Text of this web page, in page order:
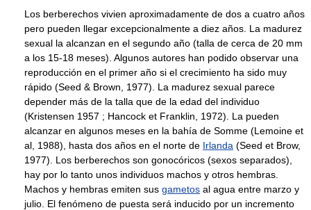
Los berberechos vivien aproximadamente de dos a cuatro años
pero pueden llegar excepcionalmente a diez años. La madurez
sexual la alcanzan en el segundo año (talla de cerca de 20 mm
a los 15-18 meses). Algunos autores han podido observar una
reproducción en el primer año si el crecimiento ha sido muy
rápido (Seed & Brown, 1977). La madurez sexual parece
depender más de la talla que de la edad del individuo
(Kristensen 1957 ; Hancock et Franklin, 1972). La pueden
alcanzar en algunos meses en la bahía de Somme (Lemoine et
al, 1988), hasta dos años en el norte de Irlanda (Seed et Brow,
1977). Los berberechos son gonocóricos (sexos separados),
hay por lo tanto unos individuos machos y otros hembras.
Machos y hembras emiten sus gametos al agua entre marzo y
julio. El fenómeno de puesta será inducido por un incremento